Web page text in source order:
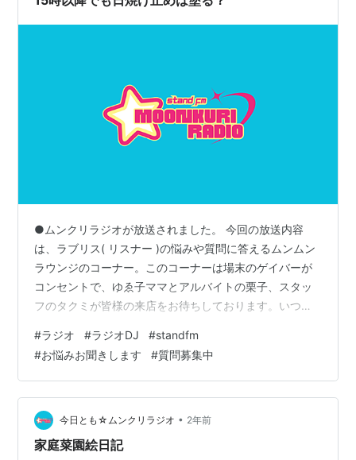
●ムンクリラジオが放送されました。 今回の放送内容
は、ラブリス( リスナー )の悩みや質問に答えるムンムン
ラウンジのコーナー。このコーナーは場末のゲイバーが
コンセントで、ゆゑ子ママとアルバイトの栗子、スタッ
フのタクミが皆様の来店をお待ちしております。いつも
た、皆様からの質問や相談を随時募集しております。ご
気軽にコメント機能を活用くださいませ。 ランキング参
加中【公式】2024年開設ブログランキング参加中ラジオ
#ラジオ #ラジオDJ #standfm
#お悩みお聞きします #質問募集中
今日とも☆ムンクリラジオ • 2年前
家庭菜園絵日記